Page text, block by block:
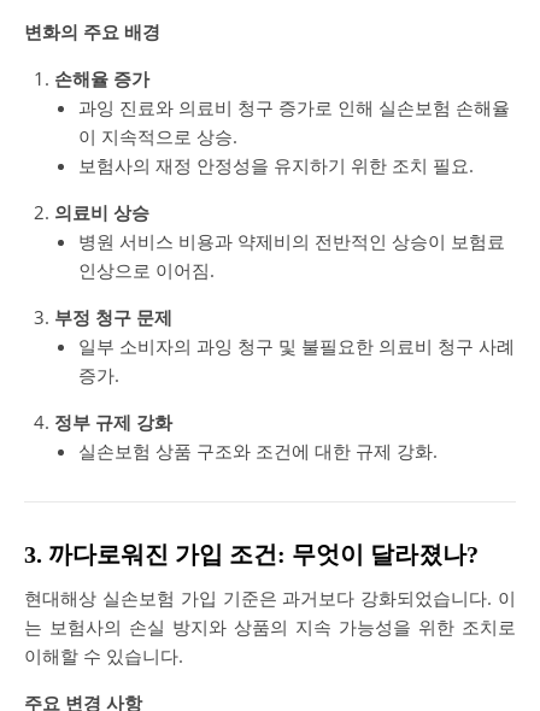
변화의 주요 배경
손해율 증가
과잉 진료와 의료비 청구 증가로 인해 실손보험 손해율
이 지속적으로 상승.
보험사의 재정 안정성을 유지하기 위한 조치 필요.
의료비 상승
병원 서비스 비용과 약제비의 전반적인 상승이 보험료
인상으로 이어짐.
부정 청구 문제
일부 소비자의 과잉 청구 및 불필요한 의료비 청구 사례
증가.
정부 규제 강화
실손보험 상품 구조와 조건에 대한 규제 강화.
3. 까다로워진 가입 조건: 무엇이 달라졌나?
현대해상 실손보험 가입 기준은 과거보다 강화되었습니다. 이
는 보험사의 손실 방지와 상품의 지속 가능성을 위한 조치로
이해할 수 있습니다.
주요 변경 사항